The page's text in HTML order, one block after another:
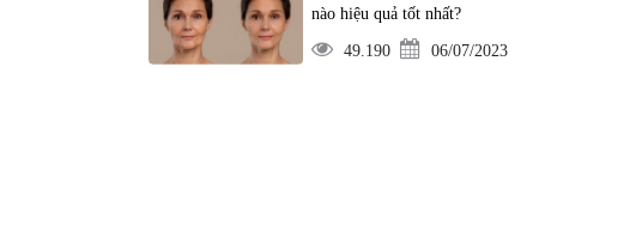
nào hiệu quả tốt nhất?
49.190 06/07/2023